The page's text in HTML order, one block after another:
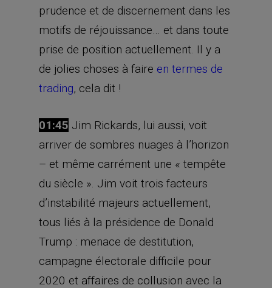
prudence et de discernement dans les
motifs de réjouissance… et dans toute
prise de position actuellement. Il y a
de jolies choses à faire en termes de
trading, cela dit !
01:45 Jim Rickards, lui aussi, voit
arriver de sombres nuages à l’horizon
– et même carrément une « tempête
du siècle ». Jim voit trois facteurs
d’instabilité majeurs actuellement,
tous liés à la présidence de Donald
Trump : menace de destitution,
campagne électorale difficile pour
2020 et affaires de collusion avec la